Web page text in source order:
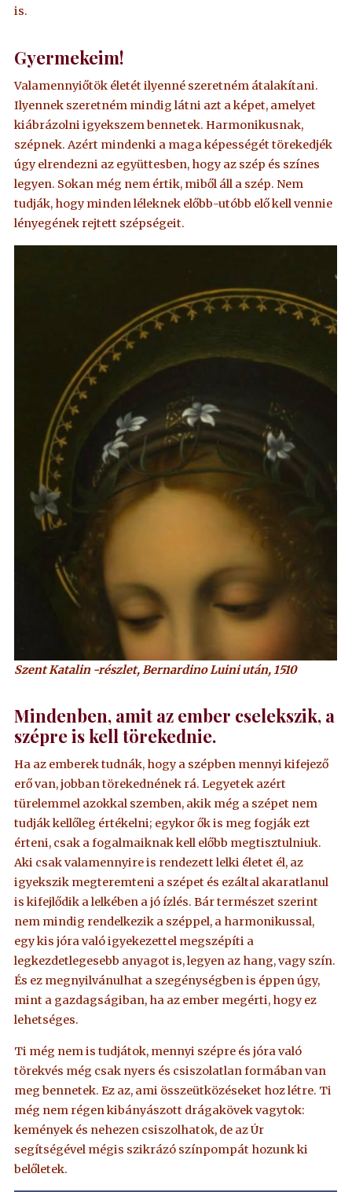
is.
Gyermekeim!
Valamennyiőtök életét ilyenné szeretném átalakítani.
Ilyennek szeretném mindig látni azt a képet, amelyet
kiábrázolni igyekszem bennetek. Harmonikusnak,
szépnek. Azért mindenki a maga képességét törekedjék
úgy elrendezni az együttesben, hogy az szép és színes
legyen. Sokan még nem értik, miből áll a szép. Nem
tudják, hogy minden léleknek előbb-utóbb elő kell vennie
lényegének rejtett szépségeit.
Szent Katalin -részlet, Bernardino Luini után, 1510
Mindenben, amit az ember cselekszik, a
szépre is kell törekednie.
Ha az emberek tudnák, hogy a szépben mennyi kifejező
erő van, jobban törekednének rá. Legyetek azért
türelemmel azokkal szemben, akik még a szépet nem
tudják kellőleg értékelni; egykor ők is meg fogják ezt
érteni, csak a fogalmaiknak kell előbb megtisztulniuk.
Aki csak valamennyire is rendezett lelki életet él, az
igyekszik megteremteni a szépet és ezáltal akaratlanul
is kifejlődik a lelkében a jó ízlés. Bár természet szerint
nem mindig rendelkezik a széppel, a harmonikussal,
egy kis jóra való igyekezettel megszépíti a
legkezdetlegesebb anyagot is, legyen az hang, vagy szín.
És ez megnyilvánulhat a szegénységben is éppen úgy,
mint a gazdagságiban, ha az ember megérti, hogy ez
lehetséges.
Ti még nem is tudjátok, mennyi szépre és jóra való
törekvés még csak nyers és csiszolatlan formában van
meg bennetek. Ez az, ami összeütközéseket hoz létre. Ti
még nem régen kibányászott drágakövek vagytok:
kemények és nehezen csiszolhatok, de az Úr
segítségével mégis szikrázó színpompát hozunk ki
belőletek.